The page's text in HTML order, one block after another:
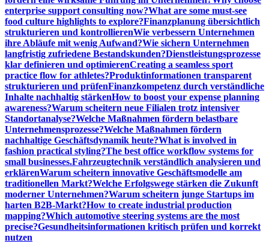
enterprise support consulting now?What are some must-see
food culture highlights to explore?Finanzplanung übersichtlich
strukturieren und kontrollierenWie verbessern Unternehmen
ihre Abläufe mit wenig Aufwand?Wie sichern Unternehmen
langfristig zufriedene Bestandskunden?Dienstleistungsprozesse
klar definieren und optimierenCreating a seamless sport
practice flow for athletes?Produktinformationen transparent
strukturieren und prüfenFinanzkompetenz durch verständliche
Inhalte nachhaltig stärkenHow to boost your expense planning
awareness?Warum scheitern neue Filialen trotz intensiver
Standortanalyse?Welche Maßnahmen fördern belastbare
Unternehmensprozesse?Welche Maßnahmen fördern
nachhaltige Geschäftsdynamik heute?What is involved in
fashion practical styling?The best office workflow systems for
small businesses.Fahrzeugtechnik verständlich analysieren und
erklärenWarum scheitern innovative Geschäftsmodelle am
traditionellen Markt?Welche Erfolgswege stärken die Zukunft
moderner Unternehmen?Warum scheitern junge Startups im
harten B2B-Markt?How to create industrial production
mapping?Which automotive steering systems are the most
precise?Gesundheitsinformationen kritisch prüfen und korrekt
nutzen